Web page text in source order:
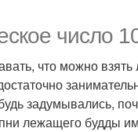
число
что можно
задумывались,
лежащего будды